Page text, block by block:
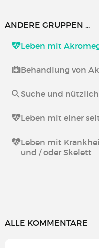
ANDERE GRUPPEN ...
Leben mit
Behandlung von
Suche und
Leben mit einer
Leben mit
und / oder Skelett
ALLE KOMMENTARE